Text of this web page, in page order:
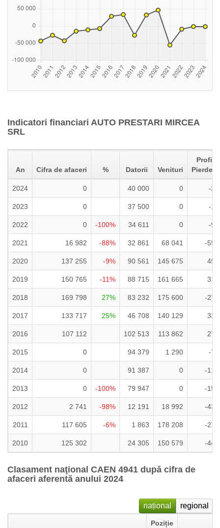
Indicatori financiari AUTO PRESTARI MIRCEA
SRL
An Cifra de afaceri % Datorii Venituri
Profit
2024 0 40 000 0 -2
2023 0 37 500 0 -1
2022 0 -100% 34 611 0 -9
2021 16 982 -88% 32 861 68 041 -55
2020 137 255 -9% 90 561 145 675 45
2019 150 765 -11% 88 715 161 665 31
2018 169 798 27% 83 232 175 600 -27
2017 133 717 25% 46 708 140 129 33
2016 107 112 102 513 113 862 27
2015 0 94 379 1 290 -7
2014 0 91 387 0 -11
2013 0 -100% 79 947 0 -15
2012 2 741 -98% 12 191 18 992 -43
2011 117 605 -6% 1 863 178 208 -27
2010 125 302 24 305 150 579 -44
Clasament naţional CAEN 4941 după cifra de
afaceri aferentă anului 2024
național regional
Poziție